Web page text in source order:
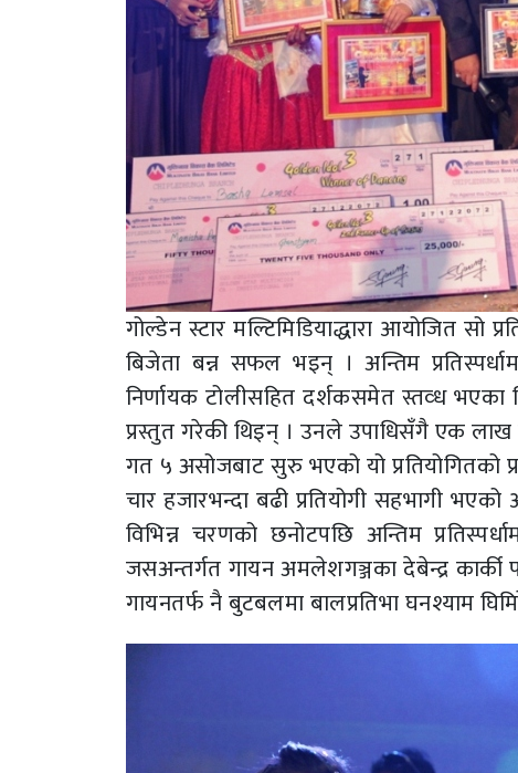
गोल्डेन स्टार मल्टिमिडियाद्धारा आयोजित सो
बिजेता बन्न सफल भइन् । अन्तिम
निर्णायक टोलीसहित दर्शकसमेत स्तव्ध
प्रस्तुत गरेकी थिइन् । उनले उपाधिसँगै एक लाख
गत ५ असोजबाट सुरु भएको यो प्रतियोगितको
चार हजारभन्दा बढी प्रतियोगी सहभागी
विभिन्न चरणको छनोटपछि अन्तिम
जसअन्तर्गत गायन अमलेशगञ्जका देबेन्द्र
गायनतर्फ नै बुटबलमा बालप्रतिभा घनश्याम